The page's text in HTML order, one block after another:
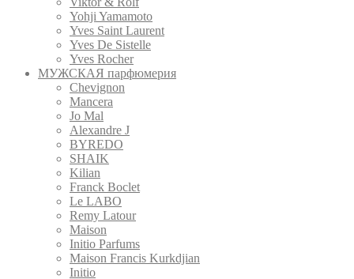
Yohji Yamamoto
Yves Saint Laurent
Yves De Sistelle
Yves Rocher
МУЖСКАЯ парфюмерия
Chevignon
Mancera
Jo Mal
Alexandre J
BYREDO
SHAIK
Kilian
Franck Boclet
Le LABO
Remy Latour
Maison
Initio Parfums
Maison Francis Kurkdjian
Initio